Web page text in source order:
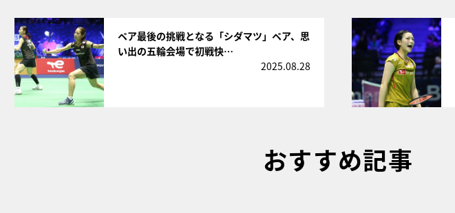
ペア最後の挑戦となる「シダマツ」ペア、思
い出の五輪会場で初戦快…
2025.08.28
おすすめ記事